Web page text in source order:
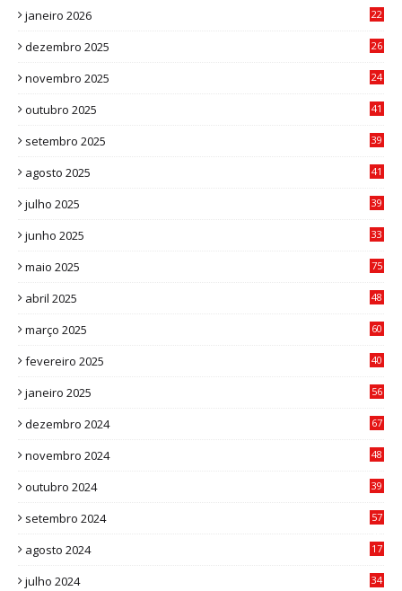
janeiro 2026
22
dezembro 2025
26
novembro 2025
24
outubro 2025
41
setembro 2025
39
agosto 2025
41
julho 2025
39
junho 2025
33
maio 2025 75
abril 2025
48
março 2025
60
fevereiro 2025
40
janeiro 2025
56
dezembro 2024
67
novembro 2024
48
outubro 2024
39
setembro 2024
57
agosto 2024
17
julho 2024
34